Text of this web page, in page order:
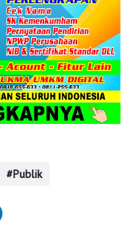
Publik